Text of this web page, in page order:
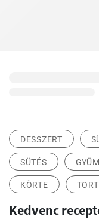
DESSZERT
SÜTÉS
KÖRTE
Kedvenc